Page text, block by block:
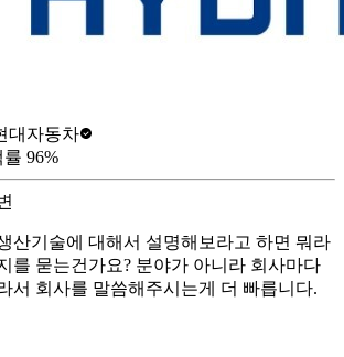
대자동차
률 96%
산기술에 대해서 설명해보라고 하면 뭐라
를 묻는건가요? 분야가 아니라 회사마다
서 회사를 말씀해주시는게 더 빠릅니다.